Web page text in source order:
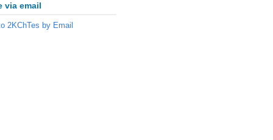
via email
2KChTes by Email